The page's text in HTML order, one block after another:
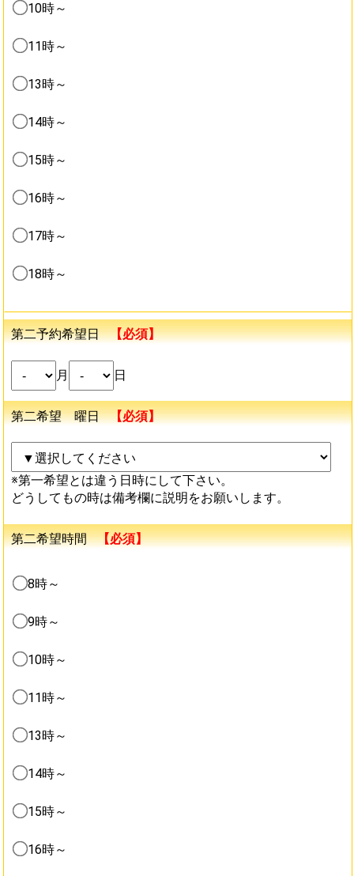
10時～
11時～
13時～
14時～
15時～
16時～
17時～
18時～
第二予約希望日 【必須】
月 日
第二希望 曜日 【必須】
※第一希望とは違う日時にして下さい。
どうしてもの時は備考欄に説明をお願いします。
第二希望時間 【必須】
8時～
9時～
10時～
11時～
13時～
14時～
15時～
16時～